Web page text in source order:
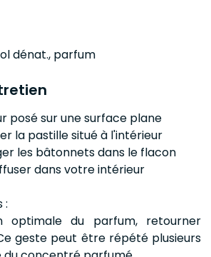
dénat., parfum
posé sur une surface plane
la pastille situé à l'intérieur
les bâtonnets dans le flacon
dans votre intérieur
:
optimale du parfum, retourner
geste peut être répété plusieurs